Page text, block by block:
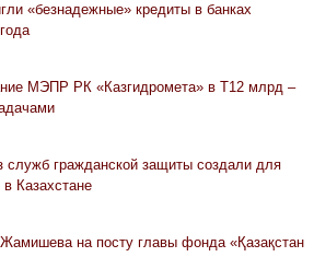
«безнадежные» кредиты в банках
МЭПР РК «Казгидромета» в Т12 млрд –
служб гражданской защиты создали для
Казахстане
на посту главы фонда «Қазақстан